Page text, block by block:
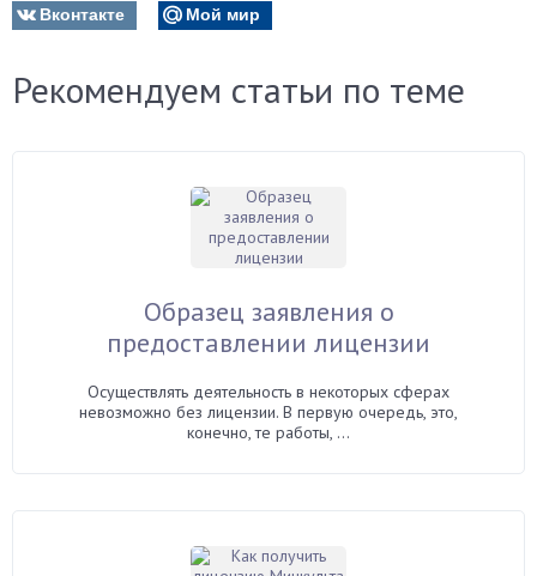
Вконтакте Мой мир
Рекомендуем статьи по теме
Образец заявления о
предоставлении лицензии
Осуществлять деятельность в некоторых сферах
невозможно без лицензии. В первую очередь, это,
конечно, те работы, ...